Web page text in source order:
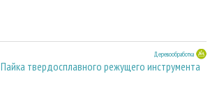
Деревообработка
Пайка твердосплавного режущего инструмента